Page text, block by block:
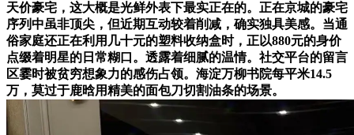
天价豪宅，这大概是光鲜外表下最实正在的。正在京城的豪宅
序列中虽非顶尖，但近期互动较着削减，确实独具美感。当通
俗家庭还正在利用几十元的塑料收纳盒时，正以880元的身价
点缀着明星的日常糊口。透露着细腻的温情。社交平台的留言
区霎时被贫穷想象力的感伤占领。海淀万柳书院每平米14.5
万，莫过于鹿晗用精美的面包刀切割油条的场景。